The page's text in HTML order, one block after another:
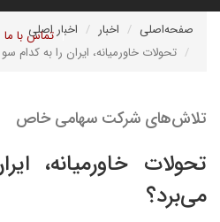
تماس با ما صفحه‌اصلی اخبار
اخبار اصلی
تحولات خاورمیانه، ایران را به کدام
تلاش‌های شرکت سهامی خاص
تحولات خاورمیانه،
می‌برد؟